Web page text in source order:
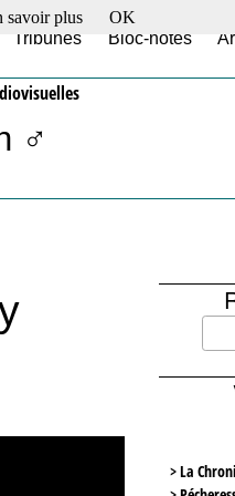
Tribunes Bloc-notes
♂
> La
savoir plus OK